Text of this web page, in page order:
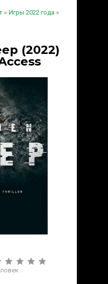
» Игры 2022 года »
(2022)